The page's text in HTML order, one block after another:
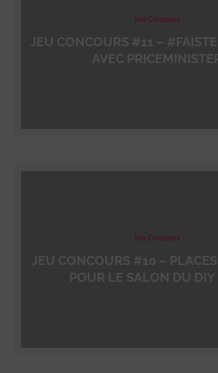
Jeu Concours
JEU CONCOURS #11 –
AVEC
Jeu Concours
JEU CONCOURS #10 –
POUR LE SALON DU DIY